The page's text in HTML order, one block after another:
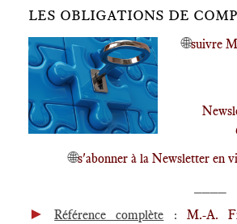
LES OBLIGATIONS DE
🌐suivre
🌐s'abonner à la Newsletter en
► Référence complète : M.-A.